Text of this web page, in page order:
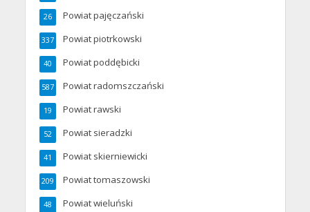
Powiat pajęczański
26
Powiat piotrkowski
337
Powiat poddębicki
40
Powiat radomszczański
587
Powiat rawski
19
Powiat sieradzki
52
Powiat skierniewicki
41
Powiat tomaszowski
209
Powiat wieluński
48